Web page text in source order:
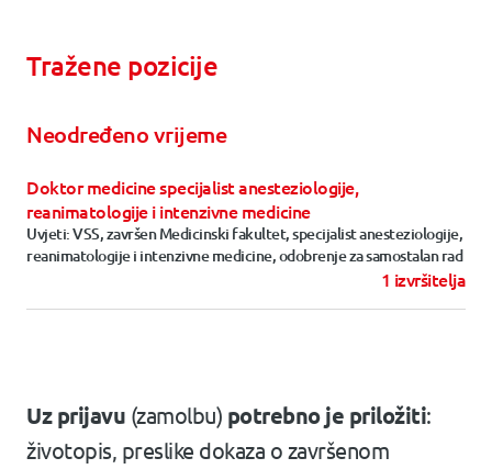
Tražene pozicije
Neodređeno vrijeme
Doktor medicine specijalist anesteziologije,
reanimatologije i intenzivne medicine
Uvjeti: VSS, završen Medicinski fakultet, specijalist anesteziologije,
reanimatologije i intenzivne medicine, odobrenje za samostalan rad
1 izvršitelja
Uz prijavu (zamolbu) potrebno je priložiti:
životopis, preslike dokaza o završenom